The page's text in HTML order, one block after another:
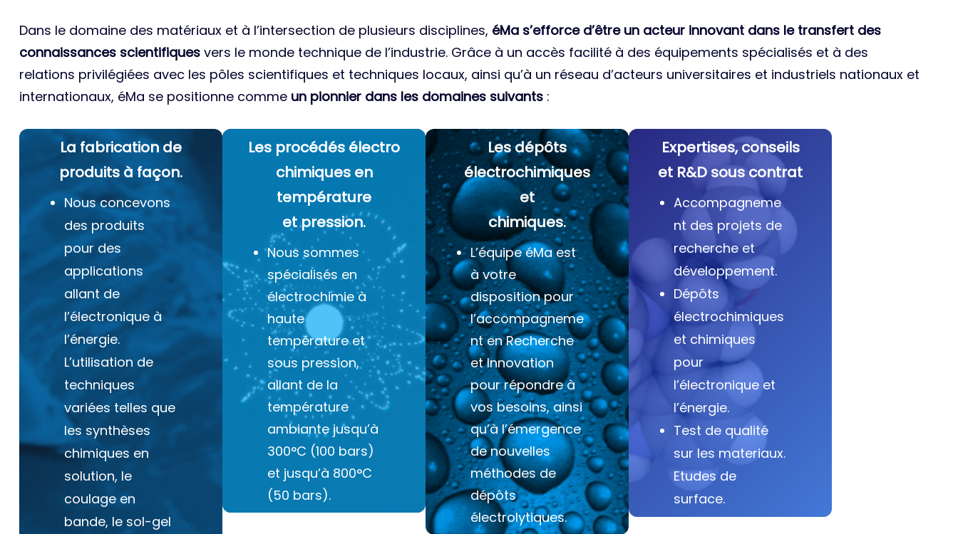
Dans le domaine des matériaux et à l’intersection de plusieurs disciplines, éMa s’efforce d’être un acteur innovant dans le transfert des
connaissances scientifiques vers le monde technique de l’industrie. Grâce à un accès facilité à des équipements spécialisés et à des
relations privilégiées avec les pôles scientifiques et techniques locaux, ainsi qu’à un réseau d’acteurs universitaires et industriels nationaux et
internationaux, éMa se positionne comme un pionnier dans les domaines suivants :
La fabrication de
produits à façon.
Nous concevons
des produits
pour des
applications
allant de
l’électronique à
l’énergie.
L’utilisation de
techniques
variées telles que
les synthèses
chimiques en
solution, le
coulage en
bande, le sol-gel
Les procédés électro
chimiques en
température
et pression.
Nous sommes
spécialisés en
électrochimie à
haute
température et
sous pression,
allant de la
température
ambiante jusqu’à
300°C (100 bars)
et jusqu’à 800°C
(50 bars).
Les dépôts
électrochimiques
et
chimiques.
L’équipe éMa est
à votre
disposition pour
l’accompagneme
nt en Recherche
et Innovation
pour répondre à
vos besoins, ainsi
qu’à l’émergence
de nouvelles
méthodes de
dépôts
électrolytiques.
Expertises, conseils
et R&D sous contrat
Accompagneme
nt des projets de
recherche et
développement.
Dépôts
électrochimiques
et chimiques
pour
l’électronique et
l’énergie.
Test de qualité
sur les materiaux.
Etudes de
surface.